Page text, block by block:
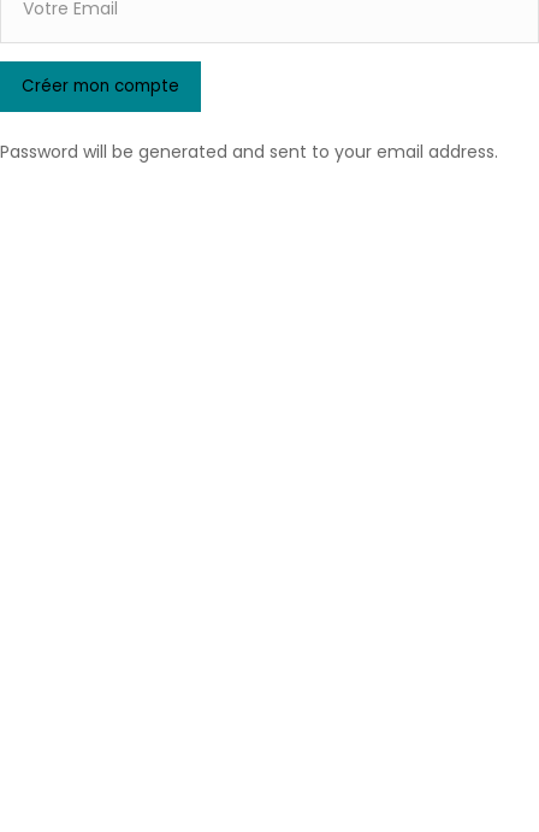
Password will be generated and sent to your email address.